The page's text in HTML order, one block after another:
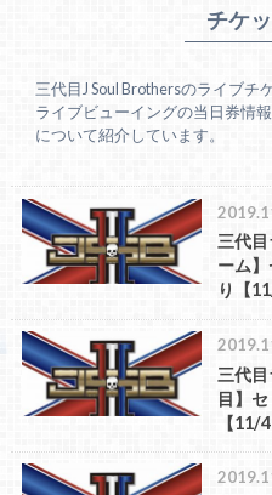
チケ
三代目J Soul Brothersのライブチ
ライブビューイングの当日券情
について紹介しています。
三代
ーム
り【
三代
目】
【11/